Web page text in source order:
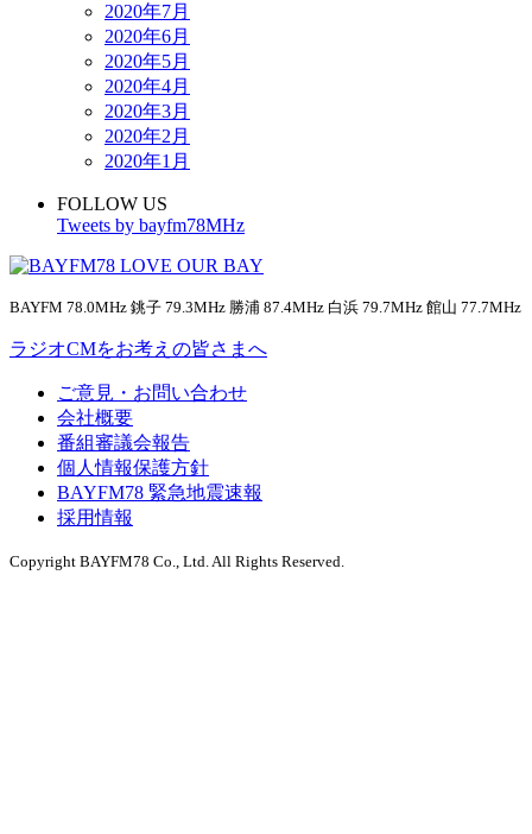
2020年7月
2020年6月
2020年5月
2020年4月
2020年3月
2020年2月
2020年1月
FOLLOW US
Tweets by bayfm78MHz
BAYFM 78.0MHz 銚子 79.3MHz 勝浦 87.4MHz 白浜 79.7MHz 館山 77.7MHz
ラジオCMをお考えの皆さまへ
ご意見・お問い合わせ
会社概要
番組審議会報告
個人情報保護方針
BAYFM78 緊急地震速報
採用情報
Copyright BAYFM78 Co., Ltd. All Rights Reserved.